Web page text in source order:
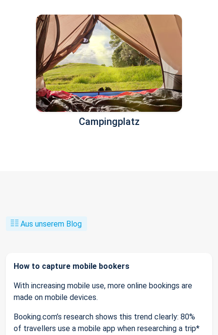
Campingplatz
Aus unserem Blog
How to capture mobile bookers
With increasing mobile use, more online bookings are
made on mobile devices.
Booking.com’s research shows this trend clearly: 80%
of travellers use a mobile app when researching a trip*